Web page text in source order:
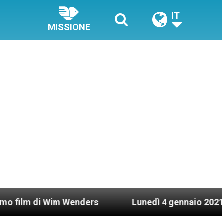
MISSIONE
IT
Wenders Lunedì 4 gennaio 2021: